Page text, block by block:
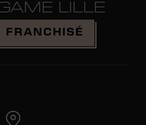
LILLE
FRANCHISÉ